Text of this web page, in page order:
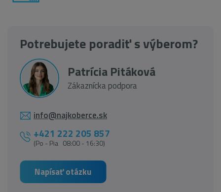
Potrebujete poradiť s výberom?
Patrícia Pitáková
Zákaznícka podpora
info@najkoberce.sk
+421 222 205 857
(Po - Pia 08:00 - 16:30)
Napísať otázku